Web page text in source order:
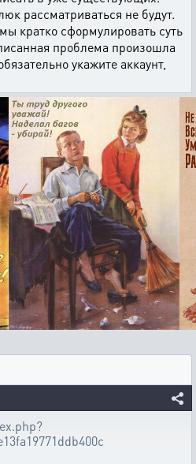
рассматриваться не будут.
кратко сформулировать суть
проблема произошла
укажите аккаунт,